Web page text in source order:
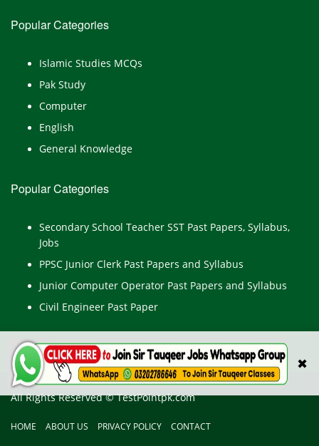
✖
Popular Categories
Islamic Studies MCQs
Pak Study
Computer
English
General Knowledge
Popular Categories
Secondary School Teacher SST Past Papers, Syllabus,
Jobs
PPSC Junior Clerk Past Papers and Syllabus
Junior Computer Operator Past Papers and Syllabus
Civil Engineer Past Paper
All Rights Reserved © TestPointpk.com
HOME ABOUT US PRIVACY POLICY CONTACT